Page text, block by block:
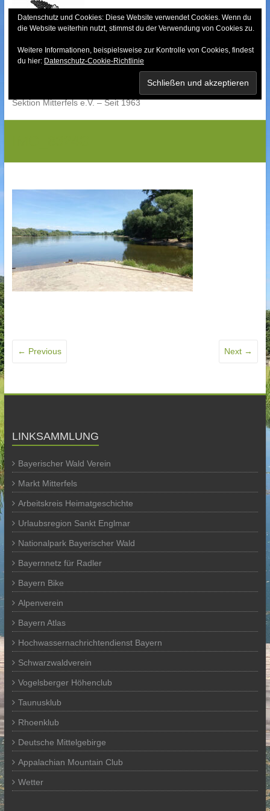
content
Bayerischer Wald-
Sektion Mitterfels e.V. – Seit 1963
← Previous Next →
LINKSAMMLUNG
Bayerischer Wald Verein
Markt Mitterfels
Arbeitskreis Heimatgeschichte
Urlaubsregion Sankt Englmar
Nationalpark Bayerischer Wald
Bayernnetz für Radler
Bayern Bike
Alpenverein
Bayern Atlas
Hochwassernachrichtendienst Bayern
Schwarzwaldverein
Vogelsberger Höhenclub
Taunusklub
Rhoenklub
Deutsche Mittelgebirge
Appalachian Mountain Club
Wetter
Datenschutz und Cookies: Diese Website verwendet Cookies. Wenn du
die Website weiterhin nutzt, stimmst du der Verwendung von Cookies zu.
Weitere Informationen, beispielsweise zur Kontrolle von Cookies, findest
du hier: Datenschutz-Cookie-Richtlinie